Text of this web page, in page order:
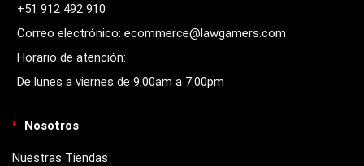
+51 912 492 910
Correo electrónico: ecommerce@lawgamers.com
Horario de atención:
De lunes a viernes de 9:00am a 7:00pm
Nosotros
Nuestras Tiendas